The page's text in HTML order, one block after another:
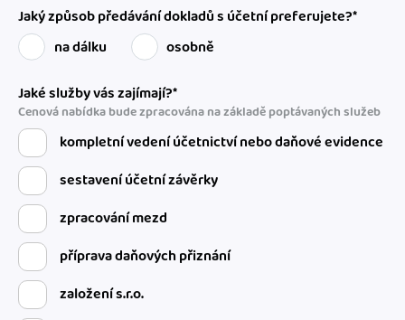
Jaký způsob předávání dokladů s účetní preferujete?*
na dálku
osobně
Jaké služby vás zajímají?*
Cenová nabídka bude zpracována na základě poptávaných služeb
kompletní vedení účetnictví nebo daňové evidence
sestavení účetní závěrky
zpracování mezd
příprava daňových přiznání
založení s.r.o.